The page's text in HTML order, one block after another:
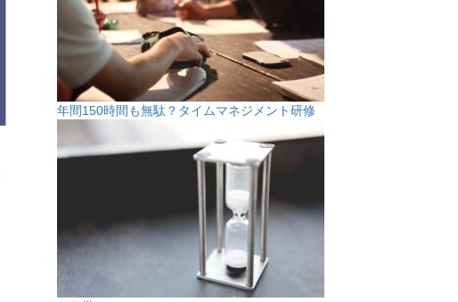
年間150時間も無駄？タイムマネジメント研修